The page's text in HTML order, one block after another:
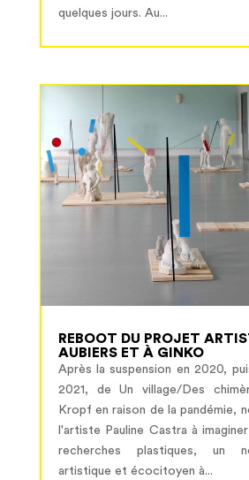
quelques jours. Au...
REBOOT DU PROJET
AUBIERS ET À GINKO
Après la suspension en 2020,
2021, de Un village/Des
Kropf en raison de la pandémie,
l'artiste Pauline Castra à
recherches plastiques, un
artistique et écocitoyen à...